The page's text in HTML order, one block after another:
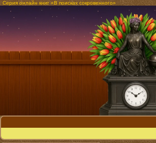
Серия онлайн книг «В поисках сокровенного»